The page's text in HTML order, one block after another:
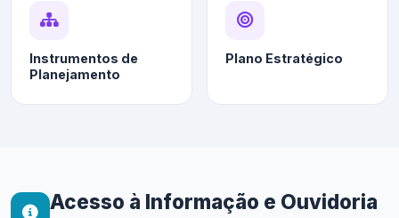
Instrumentos de
Planejamento
Plano Estratégico
Acesso à Informação e Ouvidoria